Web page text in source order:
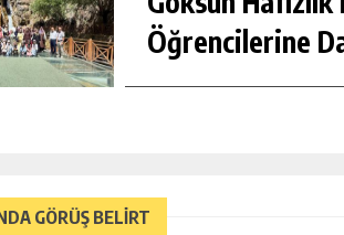
Öğrencilerine
GÖRÜŞ BELİRT